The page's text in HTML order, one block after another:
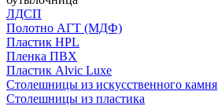
ЛДСП
Полотно АГТ (МДФ)
Пластик HPL
Пленка ПВХ
Пластик Alvic Luxe
Столешницы из искусственного камня
Столешницы из пластика